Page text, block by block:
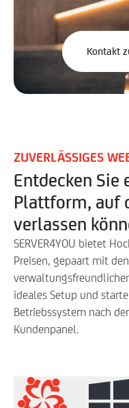
Kontakt
ZUVERLÄSSIGES
Entdecken Sie
Plattform, auf
verlassen
SERVER4YOU bietet
Preisen, gepaart mit
ideales Setup und
Betriebssystem nach
Kundenpanel.